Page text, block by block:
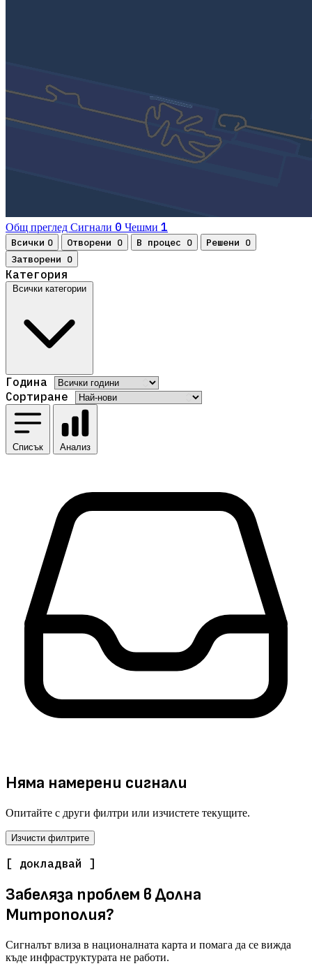
Общ преглед Сигнали 0 Чешми 1
Всички 0 Отворени 0 В процес 0 Решени 0
Затворени 0
Категория
Всички категории
Година
Сортиране
Списък Анализ
Няма намерени сигнали
Опитайте с други филтри или изчистете текущите.
Изчисти филтрите
[ докладвай ]
Забеляза проблем в Долна
Митрополия?
Сигналът влиза в националната карта и помага да се вижда
къде инфраструктурата не работи.